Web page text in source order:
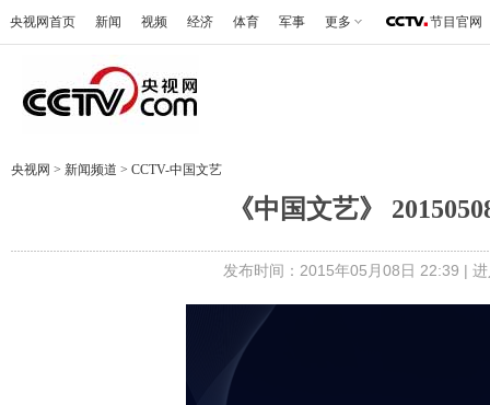
央视网首页 新闻 视频 经济 体育 军事 更多 节目官网
央视网 > 新闻频道 > CCTV-中国文艺
《中国文艺》
发布时间：2015年05月08日 22:39 |